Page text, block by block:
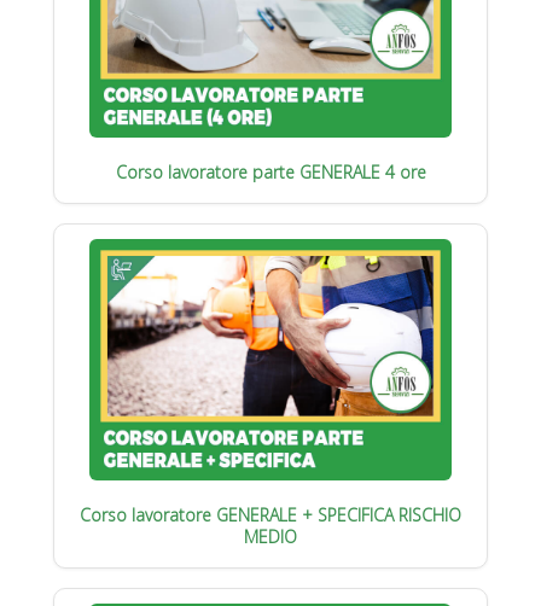
Corso lavoratore parte GENERALE 4 ore
Corso lavoratore GENERALE + SPECIFICA RISCHIO
MEDIO